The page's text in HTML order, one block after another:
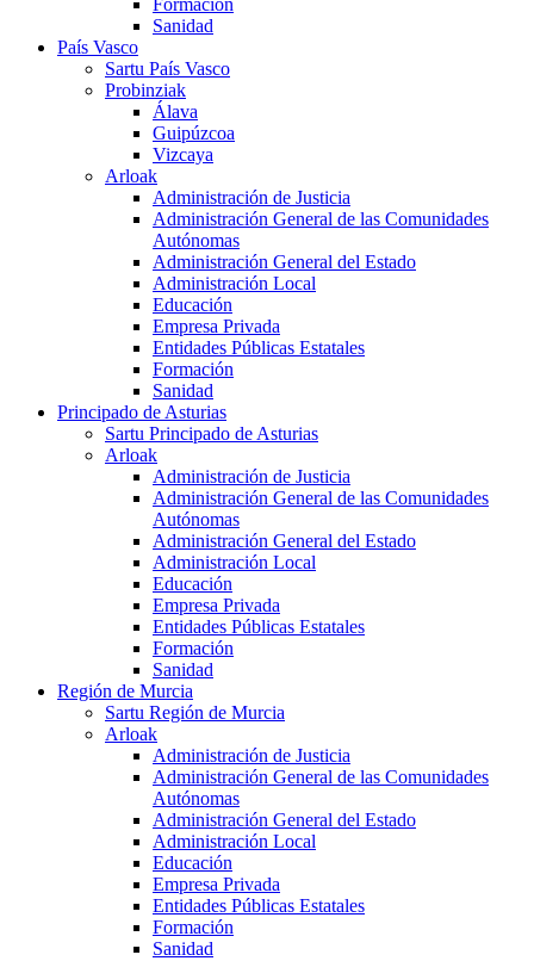
Formación
Sanidad
País Vasco
Sartu País Vasco
Probinziak
Álava
Guipúzcoa
Vizcaya
Arloak
Administración de Justicia
Administración General de las Comunidades
Autónomas
Administración General del Estado
Administración Local
Educación
Empresa Privada
Entidades Públicas Estatales
Formación
Sanidad
Principado de Asturias
Sartu Principado de Asturias
Arloak
Administración de Justicia
Administración General de las Comunidades
Autónomas
Administración General del Estado
Administración Local
Educación
Empresa Privada
Entidades Públicas Estatales
Formación
Sanidad
Región de Murcia
Sartu Región de Murcia
Arloak
Administración de Justicia
Administración General de las Comunidades
Autónomas
Administración General del Estado
Administración Local
Educación
Empresa Privada
Entidades Públicas Estatales
Formación
Sanidad